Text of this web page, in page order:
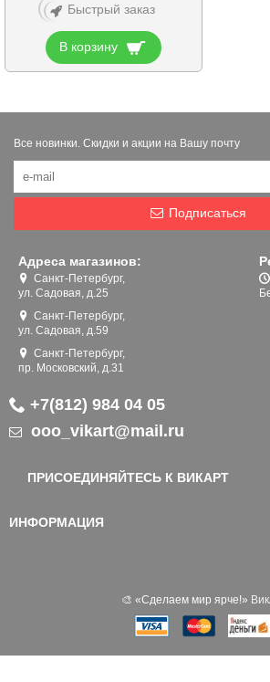
Быстрый заказ
В корзину
Все новинки. Скидки и акции на Вашу почту
Подписаться
Адреса магазинов:
Санкт-Петербург,
ул. Садовая, д.25
Санкт-Петербург,
ул. Садовая, д.59
Санкт-Петербург,
пр. Московский, д.31
+7(812) 984 04 05
ooo_vikart@mail.ru
ПРИСОЕДИНЯЙТЕСЬ К ВИКАРТ
ИНФОРМАЦИЯ
🎨 «‎Сделаем мир ярче!»